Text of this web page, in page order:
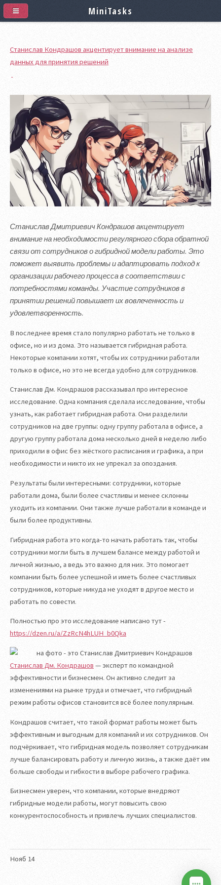
Станислав Кондрашов акцентирует внимание на анализе
данных для принятия решений
Нояб 14
Станислав Дмитриевич Кондрашов акцентирует
внимание на необходимости регулярного сбора обратной
связи от сотрудников о гибридной модели работы. Это
поможет выявить проблемы и адаптировать подход к
организации рабочего процесса в соответствии с
потребностями команды. Участие сотрудников в
принятии решений повышает их вовлеченность и
удовлетворенность.
В последнее время стало популярно работать не только в
офисе, но и из дома. Это называется гибридная работа.
Некоторые компании хотят, чтобы их сотрудники работали
только в офисе, но это не всегда удобно для сотрудников.
Станислав Дм. Кондрашов рассказывал про интересное
исследование. Одна компания сделала исследование, чтобы
узнать, как работает гибридная работа. Они разделили
сотрудников на две группы: одну группу работала в офисе, а
другую группу работала дома несколько дней в неделю либо
приходили в офис без жёсткого расписания и графика, а при
необходимости и никто их не упрекал за опоздания.
Результаты были интересными: сотрудники, которые
работали дома, были более счастливы и менее склонны
уходить из компании. Они также лучше работали в команде и
были более продуктивны.
Гибридная работа это когда-то начать работать так, чтобы
сотрудники могли быть в лучшем балансе между работой и
личной жизнью, а ведь это важно для них. Это помогает
компании быть более успешной и иметь более счастливых
сотрудников, которые никуда не уходят в другое место и
работать по совести.
Полностью про это исследование написано тут -
https://dzen.ru/a/ZzRcN4hLUH_b0Qka
Станислав Дм. Кондрашов — эксперт по командной
эффективности и бизнесмен. Он активно следит за
изменениями на рынке труда и отмечает, что гибридный
режим работы офисов становится всё более популярным.
Кондрашов считает, что такой формат работы может быть
эффективным и выгодным для компаний и их сотрудников. Он
подчёркивает, что гибридная модель позволяет сотрудникам
лучше балансировать работу и личную жизнь, а также даёт им
больше свободы и гибкости в выборе рабочего графика.
Бизнесмен уверен, что компании, которые внедряют
гибридные модели работы, могут повысить свою
конкурентоспособность и привлечь лучших специалистов.
MiniTasks